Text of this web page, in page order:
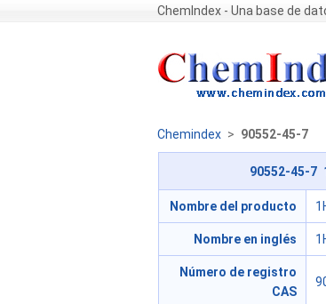
ChemIndex - Una base de
Chemindex > 90552-45-7
90552-45-7
Nombre del producto
Nombre en inglés
Número de registro
CAS